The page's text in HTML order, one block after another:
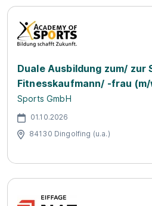
Duale Ausbildung zum/ zur
Fitnesskaufmann/ -frau
Sports GmbH
01.10.2026
84130 Dingolfing (u.a.)